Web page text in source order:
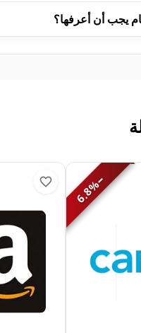
يجب أن أعرفها؟
−
6.8%